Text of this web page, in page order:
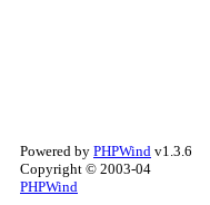
Powered by PHPWind v1.3.6
Copyright © 2003-04
PHPWind